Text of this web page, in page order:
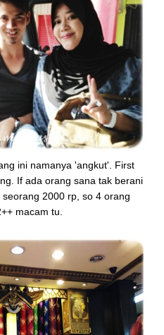
ini namanya 'angkut'. First
If ada orang sana tak berani
2000 rp, so 4 orang
macam tu.